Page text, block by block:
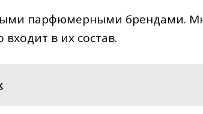
парфюмерными брендами.
в их состав.